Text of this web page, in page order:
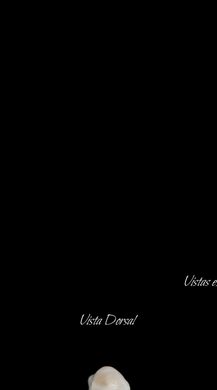
Vistas
Vista Dorsal